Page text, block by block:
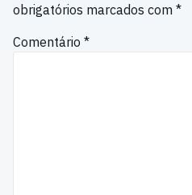
obrigatórios marcados com *
Comentário *